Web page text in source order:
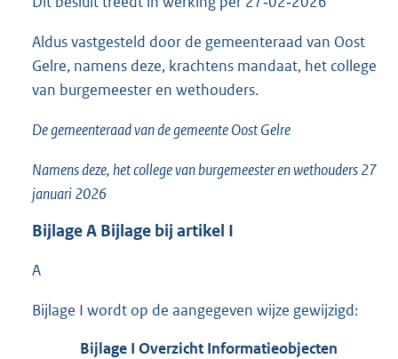
Aldus vastgesteld door de gemeenteraad van Oost
Gelre, namens deze, krachtens mandaat, het college
van burgemeester en wethouders.
De gemeenteraad van de gemeente Oost Gelre
Namens deze, het college van burgemeester en wethouders 27
januari 2026
BijlageA Bijlage bij artikel I
A
Bijlage I wordt op de aangegeven wijze gewijzigd:
Bijlage I Overzicht Informatieobjecten